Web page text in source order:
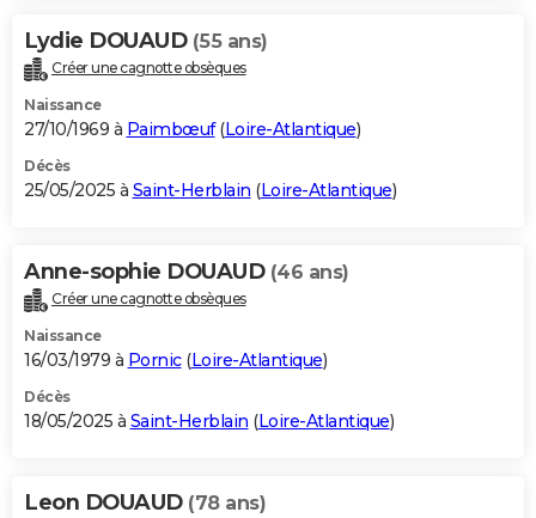
Lydie DOUAUD (55 ans)
Créer une cagnotte obsèques
Naissance
27/10/1969 à Paimbœuf(Loire-Atlantique)
Décès
25/05/2025 à Saint-Herblain (Loire-Atlantique)
Anne-sophie DOUAUD (46 ans)
Créer une cagnotte obsèques
Naissance
16/03/1979 à Pornic(Loire-Atlantique)
Décès
18/05/2025 à Saint-Herblain (Loire-Atlantique)
Leon DOUAUD (78 ans)